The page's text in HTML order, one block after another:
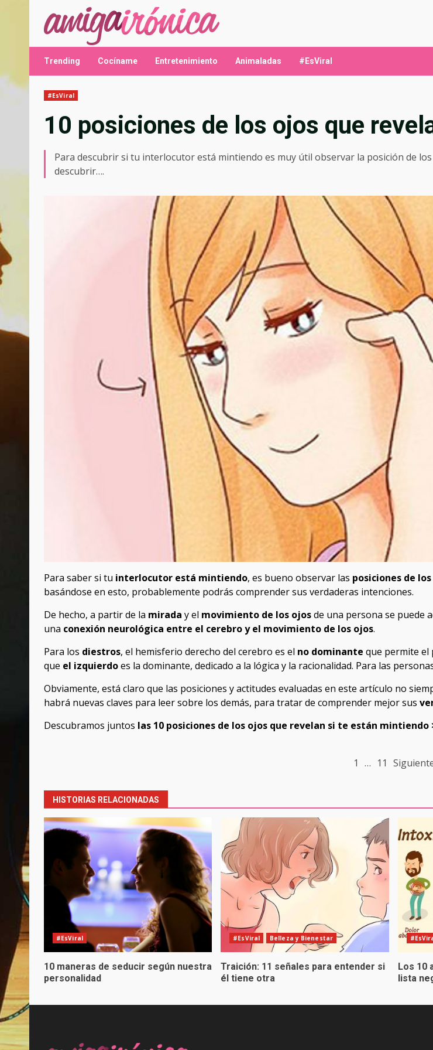
contenido
Trending Cocíname Entretenimiento Animaladas #EsViral
#EsViral
10 posiciones de los ojos que
Para descubrir si tu interlocutor está mintiendo es muy útil observar la posición de los
descubrir….
Para saber si tu interlocutor está mintiendo, es bueno observar las posiciones de
basándose en esto, probablemente podrás comprender sus verdaderas intenciones.
De hecho, a partir de la mirada y el movimiento de los ojosde una persona se puede
una conexión neurológica entre el cerebro y el movimiento de los ojos.
Para los diestros, el hemisferio derecho del cerebro es el no dominante que permite el
que el izquierdoes la dominante, dedicado a la lógica y la racionalidad. Para las
Obviamente, está claro que las posiciones y actitudes evaluadas en este artículo no
habrá nuevas claves para leer sobre los demás, para tratar de comprender mejor sus
Descubramos juntos las 10 posiciones de los ojos que revelan si te están mintiendo
1 … 11
HISTORIAS RELACIONADAS
#EsViral
10 maneras de seducir según nuestra
personalidad
#EsViral Belleza y Bienestar
Traición: 11 señales para entender si
él tiene otra
Los 10
lista